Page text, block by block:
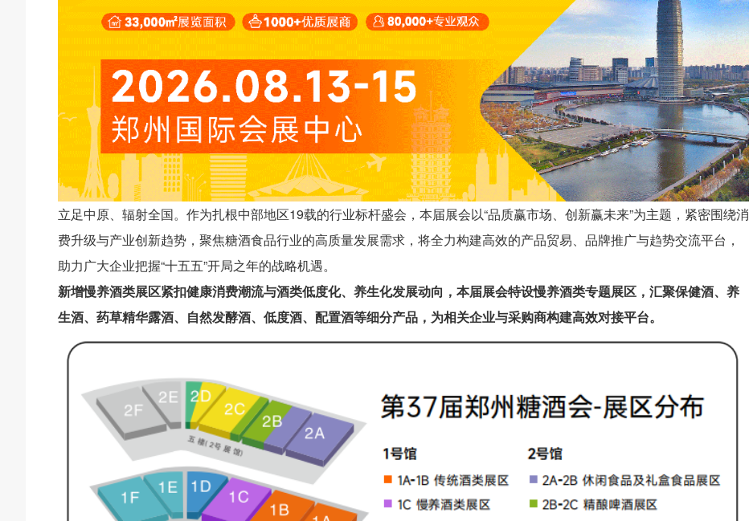
立足中原、辐射全国。作为扎根中部地区19载的行业标杆盛会，本届展会以“品质赢市场、创新赢未来”为主题，紧密围绕消
费升级与产业创新趋势，聚焦糖酒食品行业的高质量发展需求，将全力构建高效的产品贸易、品牌推广与趋势交流平台，
助力广大企业把握“十五五”开局之年的战略机遇。
新增慢养酒类展区紧扣健康消费潮流与酒类低度化、养生化发展动向，本届展会特设慢养酒类专题展区，汇聚保健酒、养
生酒、药草精华露酒、自然发酵酒、低度酒、配置酒等细分产品，为相关企业与采购商构建高效对接平台。